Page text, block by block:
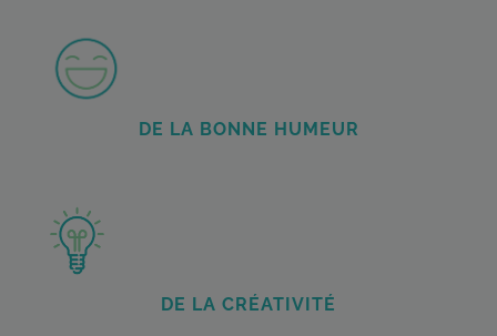
DE LA BONNE HUMEUR
DE LA CRÉATIVITÉ